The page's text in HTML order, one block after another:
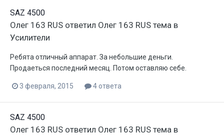
SAZ 4500
Олег 163 RUS ответил Олег 163 RUS тема в
Усилители
Ребята отличный аппарат. За небольшие деньги.
Продаеться последний месяц. Потом оставляю себе.
3 февраля, 2015 4 ответа
SAZ 4500
Олег 163 RUS ответил Олег 163 RUS тема в